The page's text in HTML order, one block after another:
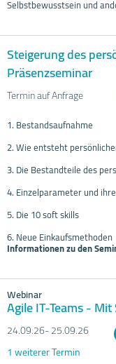
Selbstbewusstsein und
Steigerung des
Präsenzseminar
Termin auf Anfrage
1. Bestandsaufnahme
2. Wie entsteht
3. Die Bestandteile des
4. Einzelparameter und
5. Die 10 soft skills
6. Neue Einkaufsmethoden
Informationen zu den
Webinar
Agile IT-Teams -
24.09.26- 25.09.26
1 weiterer Termin